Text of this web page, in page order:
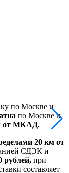
по Москве и
по Москве и
от МКАД.
20 км от
СДЭК и
рублей, при
составляет